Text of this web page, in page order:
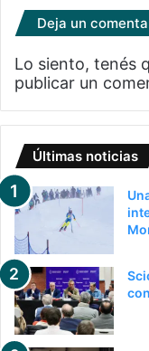
Deja un
Lo siento, tenés
publicar un
Últimas noticias